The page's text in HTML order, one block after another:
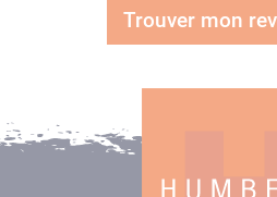
Trouver mon